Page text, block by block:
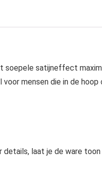
soepele satijneffect
mensen die in de hoop
laat je de ware toon